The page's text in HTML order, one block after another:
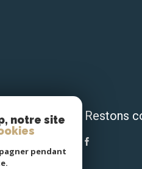
Restons
notre site
pendant